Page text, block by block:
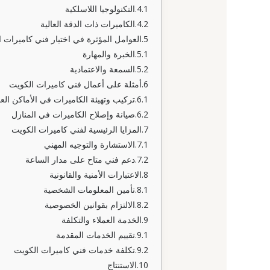
التكنولوجيا اللاسلكية
الكاميرات ذات الدقة العالية
العوامل المؤثرة في اختيار فني كاميرات
الخبرة والمهارة
السمعة والاعتمادية
أمثلة على أعمال فني كاميرات الكويت
تركيب وتهيئة الكاميرات في الأماكن
صيانة وإصلاح الكاميرات في المنازل
المزايا الرئيسية لفني كاميرات الكويت
الاستشارة والتوجيه المهني
دعم فني متاح على مدار الساعة
الاعتبارات الأمنية والقانونية
تأمين المعلومات الشخصية
الالتزام بقوانين الخصوصية
الخدمة العملاء والتكلفة
تقييم الخدمات المقدمة
تكلفة خدمات فني كاميرات الكويت
الاستنتاج